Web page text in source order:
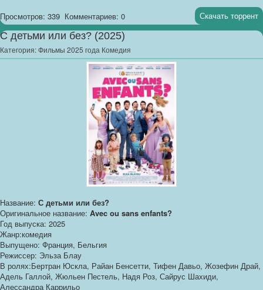
Просмотров: 339 Комментариев: 0 Скачать торрент
С детьми или без? (2025)
Категория:Фильмы 2025 года Комедия
Название: С детьми или без?
Оригинальное название: Avec ou sans enfants?
Год выпуска: 2025
Жанр:комедия
Выпущено: Франция, Бельгия
Режиссер: Эльза Блау
В ролях:Бертран Юскла, Райан Бенсетти, Тифен Давьо, Жозефин Драй,
Адель Галлой, Жюльен Пестель, Надя Роз, Сайрус Шахиди,
Алессандра Каррильо